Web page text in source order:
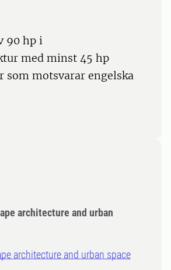
90 hp i
med minst 45 hp
som motsvarar engelska
architecture and urban
architecture and urban space